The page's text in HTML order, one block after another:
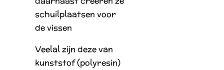
schuilplaatsen voor
de vissen
Veelal zijn deze van
kunststof (polyresin)